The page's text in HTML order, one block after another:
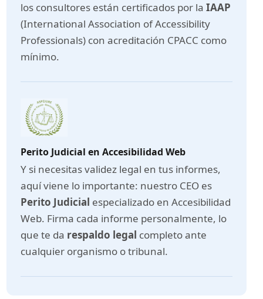
los consultores están certificados por la IAAP
(International Association of Accessibility
Professionals) con acreditación CPACC como
mínimo.
Perito Judicial en Accesibilidad Web
Y si necesitas validez legal en tus informes,
aquí viene lo importante: nuestro CEO es
Perito Judicial especializado en Accesibilidad
Web. Firma cada informe personalmente, lo
que te da respaldo legal completo ante
cualquier organismo o tribunal.